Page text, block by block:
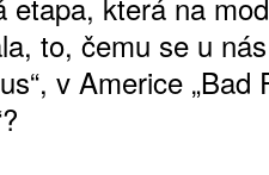
to, čemu se u
v Americe „Bad